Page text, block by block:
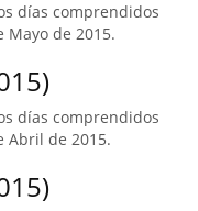
días comprendidos
Mayo de 2015.
días comprendidos
Abril de 2015.